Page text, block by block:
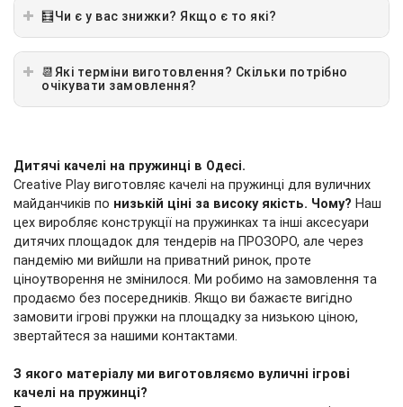
🧮Чи є у вас знижки? Якщо є то які?
📆Які терміни виготовлення? Скільки потрібно
очікувати замовлення?
Дитячі качелі на пружинці в Одесі.
Creative Play виготовляє качелі на пружинці для вуличних
майданчиків по низькій ціні за високу якість. Чому? Наш
цех виробляє конструкції на пружинках та інші аксесуари
дитячих площадок для тендерів на ПРОЗОРО, але через
пандемію ми вийшли на приватний ринок, проте
ціноутворення не змінилося. Ми робимо на замовлення та
продаємо без посередників. Якщо ви бажаєте вигідно
замовити ігрові пружки на площадку за низькою ціною,
звертайтеся за нашими контактами.
З якого матеріалу ми виготовляємо вуличні ігрові
качелі на пружинці?